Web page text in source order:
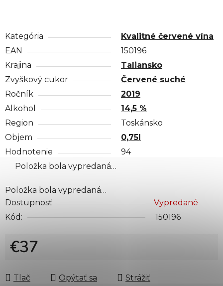
Kategória
Kvalitné červené vína
EAN
150196
Krajina
Taliansko
Zvyškový cukor
Červené suché
Ročník
2019
Alkohol
14,5 %
Region
Toskánsko
Objem
0,75l
Hodnotenie
94
Položka bola vypredaná…
Položka bola vypredaná…
Dostupnosť
Vypredané
Kód:
150196
€37
Tlač
Opýtať sa
Strážiť